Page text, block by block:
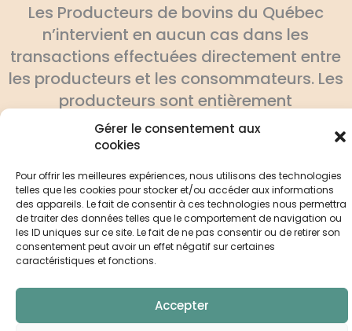
Gérer le consentement aux
cookies
Pour offrir les meilleures expériences, nous utilisons des technologies
telles que les cookies pour stocker et/ou accéder aux informations
des appareils. Le fait de consentir à ces technologies nous permettra
de traiter des données telles que le comportement de navigation ou
les ID uniques sur ce site. Le fait de ne pas consentir ou de retirer son
consentement peut avoir un effet négatif sur certaines
caractéristiques et fonctions.
Accepter
Les Producteurs de bovins du Québec
n’intervient en aucun cas dans les
transactions effectuées directement entre
les producteurs et les consommateurs. Les
producteurs sont entièrement
responsables d’assurer la pleine
conformité de leurs produits aux normes
gouvernementales.